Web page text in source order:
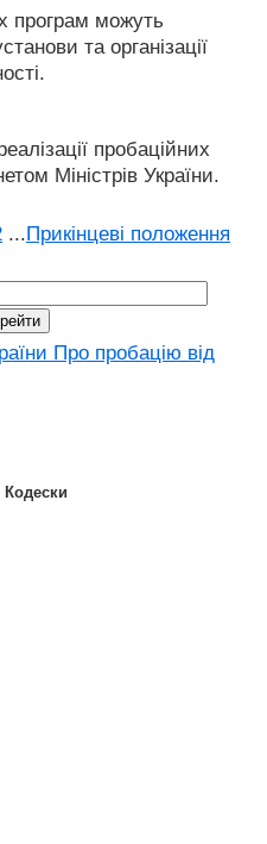
програм можуть
та організації
пробаційних
Міністрів України.
...Прикінцеві положення
Про пробацію від
Кодески